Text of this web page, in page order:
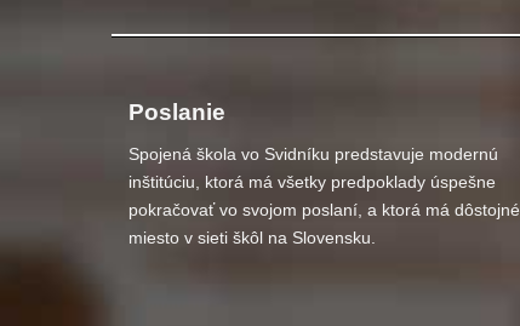
Poslanie
Spojená škola vo Svidníku predstavuje modernú
inštitúciu, ktorá má všetky predpoklady úspešne
pokračovať vo svojom poslaní, a ktorá má dôstojné
miesto v sieti škôl na Slovensku.